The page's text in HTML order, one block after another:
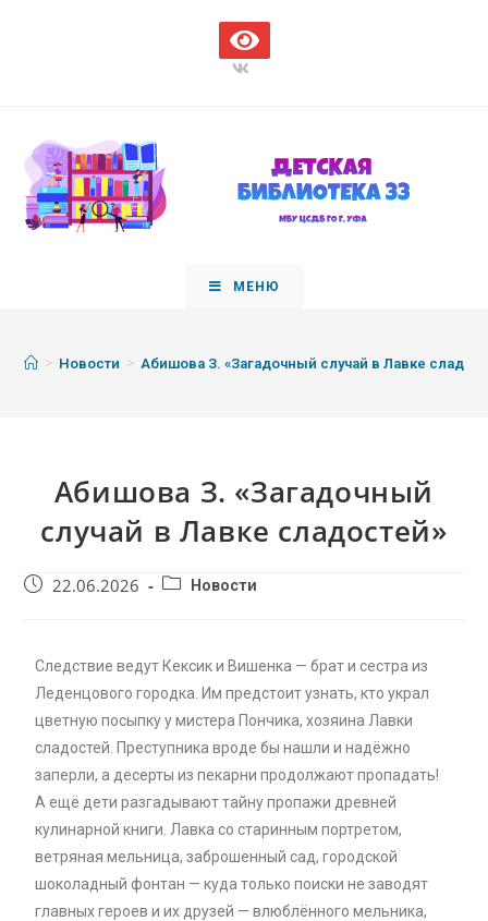
МЕНЮ
> Новости > Абишова З. «Загадочный случай в Лавке
Абишова З. «Загадочный
случай в Лавке сладостей»
22.06.2026 Новости
Следствие ведут Кексик и Вишенка — брат и сестра из
Леденцового городка. Им предстоит узнать, кто украл
цветную посыпку у мистера Пончика, хозяина Лавки
сладостей. Преступника вроде бы нашли и надёжно
заперли, а десерты из пекарни продолжают пропадать!
А ещё дети разгадывают тайну пропажи древней
кулинарной книги. Лавка со старинным портретом,
ветряная мельница, заброшенный сад, городской
шоколадный фонтан — куда только поиски не заводят
главных героев и их друзей — влюблённого мельника,